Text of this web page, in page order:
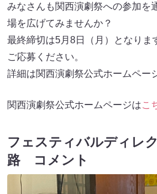
みなさんも関西演劇祭への参加を
場を広げてみませんか？
最終締切は5月8日（月）となりま
ご応募ください。
詳細は関西演劇祭公式ホームペー
関西演劇祭公式ホームページはこ
フェスティバルディレ
路 コメント